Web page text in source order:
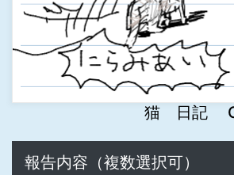
猫 日記
報告内容（複数選択可）